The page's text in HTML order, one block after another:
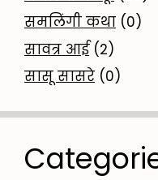
समलिंगी कथा (0)
सावत्र आई(2)
सासू सासरे (0)